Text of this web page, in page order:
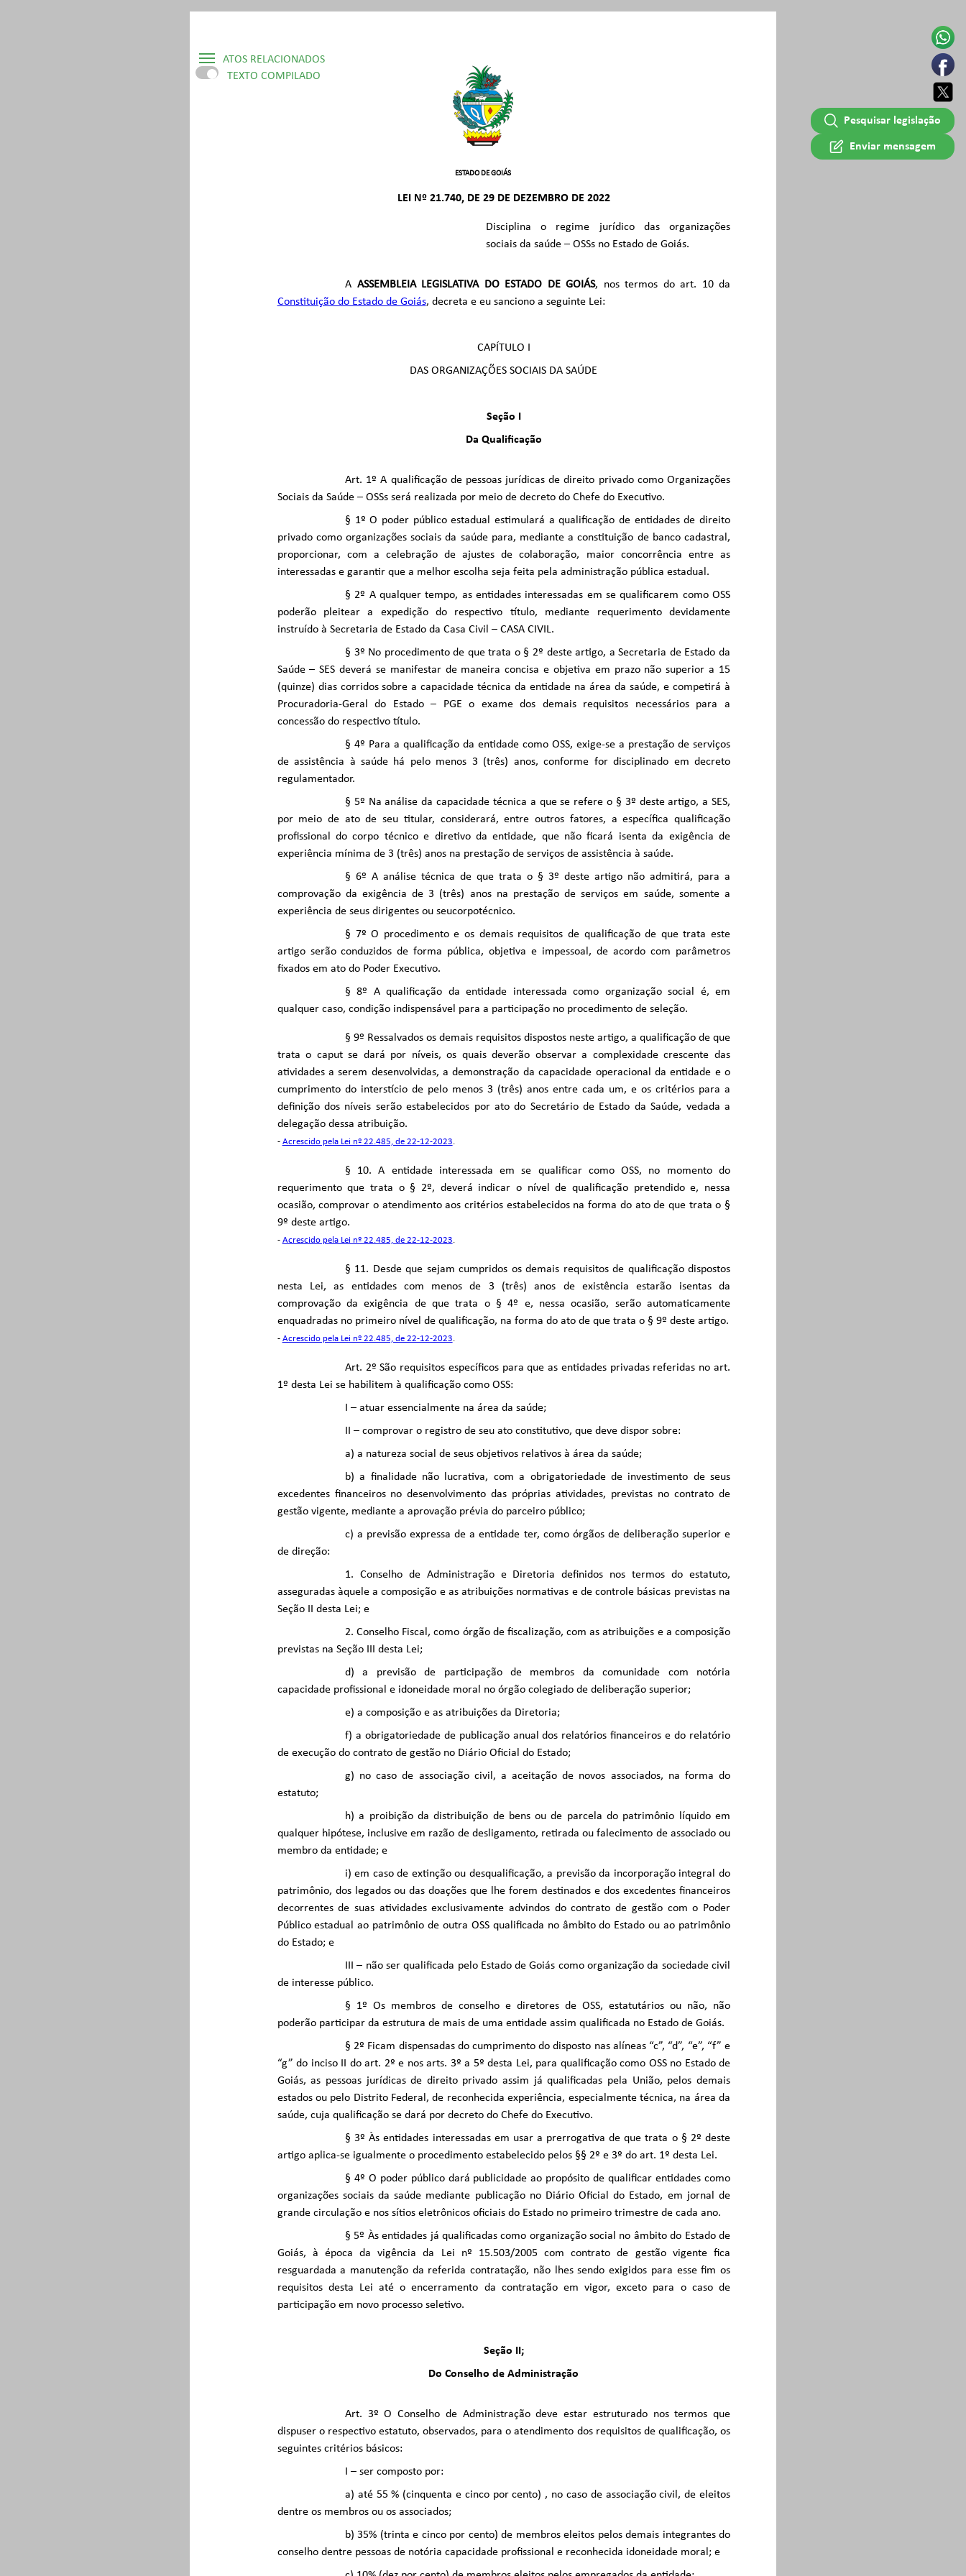
ATOS RELACIONADOS
TEXTO COMPILADO
ESTADO DE GOIÁS
LEI Nº 21.740, DE 29 DE DEZEMBRO DE 2022
Disciplina o regime jurídico das organizações
sociais da saúde – OSSs no Estado de Goiás.
A ASSEMBLEIA LEGISLATIVA DO ESTADO DE GOIÁS, nos termos do art. 10 da
Constituição do Estado de Goiás, decreta e eu sanciono a seguinte Lei:
CAPÍTULO I
DAS ORGANIZAÇÕES SOCIAIS DA SAÚDE
Seção I
Da Qualificação
Art. 1º A qualificação de pessoas jurídicas de direito privado como Organizações
Sociais da Saúde – OSSs será realizada por meio de decreto do Chefe do Executivo.
§ 1º O poder público estadual estimulará a qualificação de entidades de direito
privado como organizações sociais da saúde para, mediante a constituição de banco cadastral,
proporcionar, com a celebração de ajustes de colaboração, maior concorrência entre as
interessadas e garantir que a melhor escolha seja feita pela administração pública estadual.
§ 2º A qualquer tempo, as entidades interessadas em se qualificarem como OSS
poderão pleitear a expedição do respectivo título, mediante requerimento devidamente
instruído à Secretaria de Estado da Casa Civil – CASA CIVIL.
§ 3º No procedimento de que trata o § 2º deste artigo, a Secretaria de Estado da
Saúde – SES deverá se manifestar de maneira concisa e objetiva em prazo não superior a 15
(quinze) dias corridos sobre a capacidade técnica da entidade na área da saúde, e competirá à
Procuradoria-Geral do Estado – PGE o exame dos demais requisitos necessários para a
concessão do respectivo título.
§ 4º Para a qualificação da entidade como OSS, exige-se a prestação de serviços
de assistência à saúde há pelo menos 3 (três) anos, conforme for disciplinado em decreto
regulamentador.
§ 5º Na análise da capacidade técnica a que se refere o § 3º deste artigo, a SES,
por meio de ato de seu titular, considerará, entre outros fatores, a específica qualificação
profissional do corpo técnico e diretivo da entidade, que não ficará isenta da exigência de
experiência mínima de 3 (três) anos na prestação de serviços de assistência à saúde.
§ 6º A análise técnica de que trata o § 3º deste artigo não admitirá, para a
comprovação da exigência de 3 (três) anos na prestação de serviços em saúde, somente a
experiência de seus dirigentes ou seucorpotécnico.
§ 7º O procedimento e os demais requisitos de qualificação de que trata este
artigo serão conduzidos de forma pública, objetiva e impessoal, de acordo com parâmetros
fixados em ato do Poder Executivo.
§ 8º A qualificação da entidade interessada como organização social é, em
qualquer caso, condição indispensável para a participação no procedimento de seleção.
§ 9º Ressalvados os demais requisitos dispostos neste artigo, a qualificação de que
trata o caput se dará por níveis, os quais deverão observar a complexidade crescente das
atividades a serem desenvolvidas, a demonstração da capacidade operacional da entidade e o
cumprimento do interstício de pelo menos 3 (três) anos entre cada um, e os critérios para a
definição dos níveis serão estabelecidos por ato do Secretário de Estado da Saúde, vedada a
delegação dessa atribuição.
- Acrescido pela Lei nº 22.485, de 22-12-2023.
§ 10. A entidade interessada em se qualificar como OSS, no momento do
requerimento que trata o § 2º, deverá indicar o nível de qualificação pretendido e, nessa
ocasião, comprovar o atendimento aos critérios estabelecidos na forma do ato de que trata o §
9º deste artigo.
- Acrescido pela Lei nº 22.485, de 22-12-2023.
§ 11. Desde que sejam cumpridos os demais requisitos de qualificação dispostos
nesta Lei, as entidades com menos de 3 (três) anos de existência estarão isentas da
comprovação da exigência de que trata o § 4º e, nessa ocasião, serão automaticamente
enquadradas no primeiro nível de qualificação, na forma do ato de que trata o § 9º deste artigo.
- Acrescido pela Lei nº 22.485, de 22-12-2023.
Art. 2º São requisitos específicos para que as entidades privadas referidas no art.
1º desta Lei se habilitem à qualificação como OSS:
I – atuar essencialmente na área da saúde;
II – comprovar o registro de seu ato constitutivo, que deve dispor sobre:
a) a natureza social de seus objetivos relativos à área da saúde;
b) a finalidade não lucrativa, com a obrigatoriedade de investimento de seus
excedentes financeiros no desenvolvimento das próprias atividades, previstas no contrato de
gestão vigente, mediante a aprovação prévia do parceiro público;
c) a previsão expressa de a entidade ter, como órgãos de deliberação superior e
de direção:
1. Conselho de Administração e Diretoria definidos nos termos do estatuto,
asseguradas àquele a composição e as atribuições normativas e de controle básicas previstas na
Seção II desta Lei; e
2. Conselho Fiscal, como órgão de fiscalização, com as atribuições e a composição
previstas na Seção III desta Lei;
d) a previsão de participação de membros da comunidade com notória
capacidade profissional e idoneidade moral no órgão colegiado de deliberação superior;
e) a composição e as atribuições da Diretoria;
f) a obrigatoriedade de publicação anual dos relatórios financeiros e do relatório
de execução do contrato de gestão no Diário Oficial do Estado;
g) no caso de associação civil, a aceitação de novos associados, na forma do
estatuto;
h) a proibição da distribuição de bens ou de parcela do patrimônio líquido em
qualquer hipótese, inclusive em razão de desligamento, retirada ou falecimento de associado ou
membro da entidade; e
i) em caso de extinção ou desqualificação, a previsão da incorporação integral do
patrimônio, dos legados ou das doações que lhe forem destinados e dos excedentes financeiros
decorrentes de suas atividades exclusivamente advindos do contrato de gestão com o Poder
Público estadual ao patrimônio de outra OSS qualificada no âmbito do Estado ou ao patrimônio
do Estado; e
III – não ser qualificada pelo Estado de Goiás como organização da sociedade civil
de interesse público.
§ 1º Os membros de conselho e diretores de OSS, estatutários ou não, não
poderão participar da estrutura de mais de uma entidade assim qualificada no Estado de Goiás.
§ 2º Ficam dispensadas do cumprimento do disposto nas alíneas “c”, “d”, “e”, “f” e
“g” do inciso II do art. 2º e nos arts. 3º a 5º desta Lei, para qualificação como OSS no Estado de
Goiás, as pessoas jurídicas de direito privado assim já qualificadas pela União, pelos demais
estados ou pelo Distrito Federal, de reconhecida experiência, especialmente técnica, na área da
saúde, cuja qualificação se dará por decreto do Chefe do Executivo.
§ 3º Às entidades interessadas em usar a prerrogativa de que trata o § 2º deste
artigo aplica-se igualmente o procedimento estabelecido pelos §§ 2º e 3º do art. 1º desta Lei.
§ 4º O poder público dará publicidade ao propósito de qualificar entidades como
organizações sociais da saúde mediante publicação no Diário Oficial do Estado, em jornal de
grande circulação e nos sítios eletrônicos oficiais do Estado no primeiro trimestre de cada ano.
§ 5º Às entidades já qualificadas como organização social no âmbito do Estado de
Goiás, à época da vigência da Lei nº 15.503/2005 com contrato de gestão vigente fica
resguardada a manutenção da referida contratação, não lhes sendo exigidos para esse fim os
requisitos desta Lei até o encerramento da contratação em vigor, exceto para o caso de
participação em novo processo seletivo.
Seção II;
Do Conselho de Administração
Art. 3º O Conselho de Administração deve estar estruturado nos termos que
dispuser o respectivo estatuto, observados, para o atendimento dos requisitos de qualificação, os
seguintes critérios básicos:
I – ser composto por:
a) até 55 % (cinquenta e cinco por cento) , no caso de associação civil, de eleitos
dentre os membros ou os associados;
b) 35% (trinta e cinco por cento) de membros eleitos pelos demais integrantes do
conselho dentre pessoas de notória capacidade profissional e reconhecida idoneidade moral; e
Pesquisar legislação
Enviar mensagem